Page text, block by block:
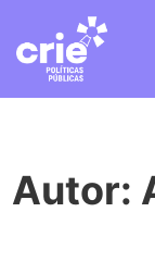
Autor: